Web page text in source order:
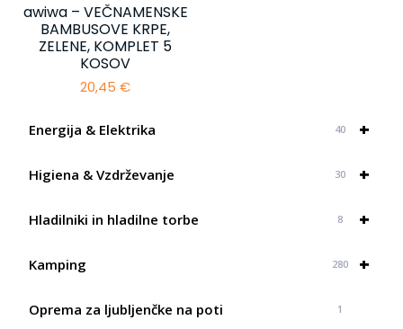
+
Energija & Elektrika 40
+
Higiena & Vzdrževanje 30
+
Hladilniki in hladilne torbe 8
+
Kamping 280
Oprema za ljubljenčke na poti 1
awiwa – VEČNAMENSKE
BAMBUSOVE KRPE,
ZELENE, KOMPLET 5
KOSOV
20,45 €